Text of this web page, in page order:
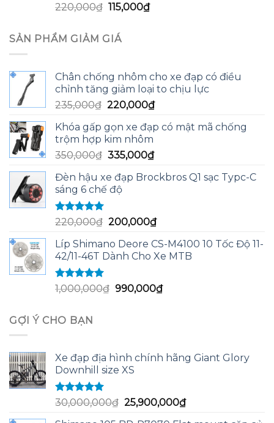
Được xếp
hạng
220,000₫ Giá
là:
220,000₫.
115,000₫Giá
SẢN PHẨM GIẢM GIÁ
Chân chống nhôm cho xe đạp có điều
chỉnh tăng giảm loại to chịu lực
235,000₫ Giá
là:
235,000₫.
220,000₫Giá
tại
220,000₫.
Khóa gấp gọn xe đạp có mật mã chống
trộm hợp kim nhôm
350,000₫ Giá
là:
350,000₫.
335,000₫Giá
tại
Đèn hậu xe đạp Brockbros Q1 sạc Typc-C
sáng 6 chế độ
Được xếp
hạng
sao
220,000₫ Giá
là:
220,000₫.
200,000₫Giá
tại
là:
Líp Shimano Deore CS-M4100 10 Tốc Độ 11-
42/11-46T Dành Cho Xe MTB
Được xếp
hạng
5.00
1,000,000₫ Giá
990,000₫Giá
GỢI Ý CHO BẠN
Xe đạp địa hình chính hãng Giant Glory
Downhill size XS
Được xếp
hạng
5.00
sao
30,000,000₫ Giá
25,900,000₫Giá